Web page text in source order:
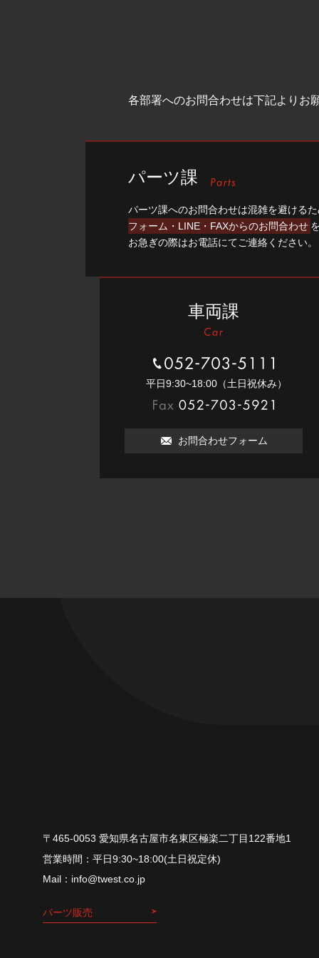
各部署へのお問合わせは下記よりお
パーツ課
パーツ課へのお問合わせは混雑を避ける
フォーム・LINE・FAXからのお問合わせ
お急ぎの際はお電話にてご連絡ください。
車両課
052-703-5111
平⽇9:30~18:00（⼟⽇祝休み）
お問合わせフォーム
〒465-0053 愛知県名古屋市名東区極楽二丁目122番地1
平⽇9:30~18:00(⼟⽇祝定休)
info@twest.co.jp
パーツ販売